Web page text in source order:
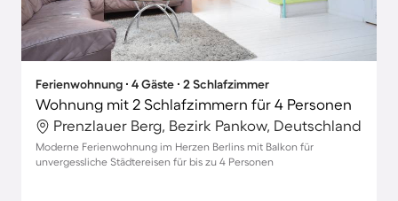
Ferienwohnung ∙ 4 Gäste ∙ 2 Schlafzimmer
Wohnung mit 2 Schlafzimmern für 4 Personen
Prenzlauer Berg, Bezirk Pankow, Deutschland
Moderne Ferienwohnung im Herzen Berlins mit Balkon für
unvergessliche Städtereisen für bis zu 4 Personen